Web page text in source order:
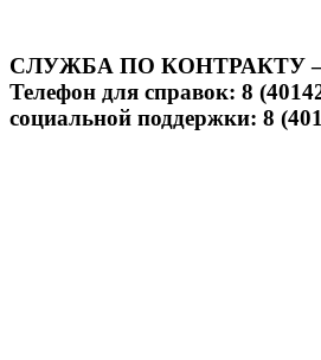
СЛУЖБА ПО КОНТРАКТУ
Телефон для справок: 8
социальной поддержки: 8